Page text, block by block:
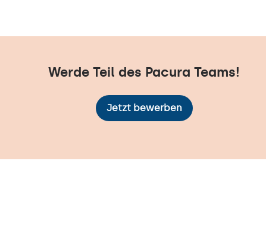
Werde Teil des Pacura Teams!
Jetzt bewerben